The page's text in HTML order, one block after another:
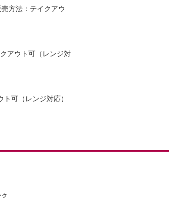
方法：テイクアウ
アウト可（レンジ対
可（レンジ対応）
ク